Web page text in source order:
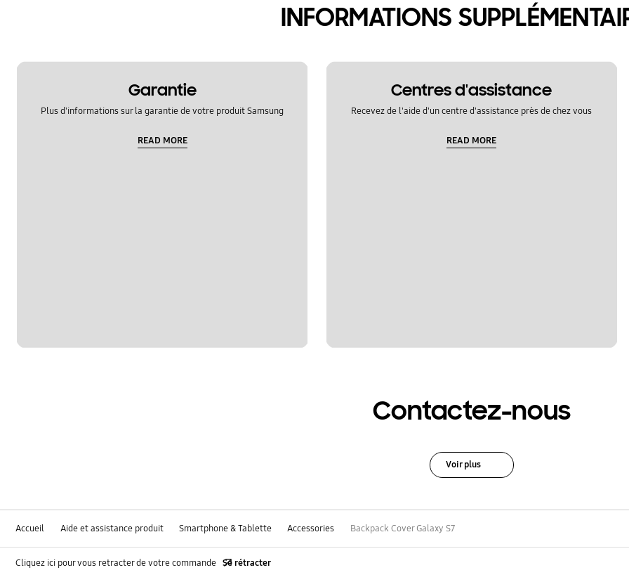
INFORMATIONS
Garantie
Plus d'informations sur la garantie de votre produit Samsung
READ MORE
Centres d'assistance
Recevez de l'aide d'un centre d'assistance près de chez vous
READ MORE
Contactez-nous
Voir plus
Accueil Aide et assistance produit Smartphone & Tablette Accessories Backpack Cover Galaxy S7
Cliquez ici pour vous retracter de votre commande Se rétracter